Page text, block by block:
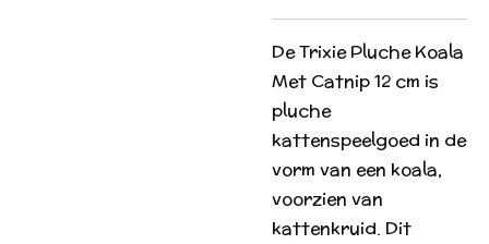
De Trixie Pluche Koala
Met Catnip 12 cm is
pluche
kattenspeelgoed in de
vorm van een koala,
voorzien van
kattenkruid. Dit